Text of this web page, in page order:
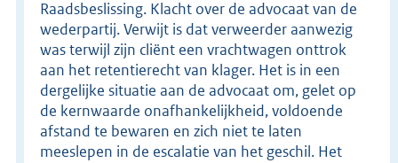
Raadsbeslissing. Klacht over de advocaat van de
wederpartij. Verwijt is dat verweerder aanwezig
was terwijl zijn cliënt een vrachtwagen onttrok
aan het retentierecht van klager. Het is in een
dergelijke situatie aan de advocaat om, gelet op
de kernwaarde onafhankelijkheid, voldoende
afstand te bewaren en zich niet te laten
meeslepen in de escalatie van het geschil. Het